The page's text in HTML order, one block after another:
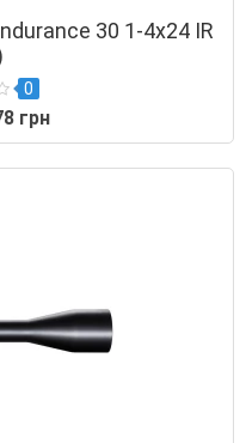
30 1-4х24 IR
0
грн